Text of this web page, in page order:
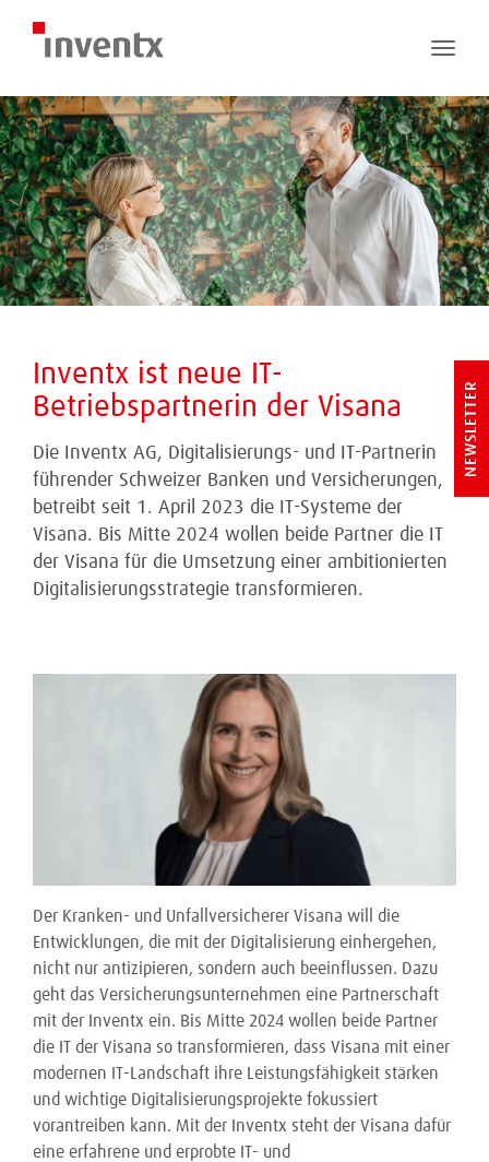
Toggle
Inventx ist neue IT-
Betriebspartnerin der Visana
Die Inventx AG, Digitalisierungs- und IT-Partnerin
führender Schweizer Banken und Versicherungen,
betreibt seit 1. April 2023 die IT-Systeme der
Visana. Bis Mitte 2024 wollen beide Partner die IT
der Visana für die Umsetzung einer ambitionierten
Digitalisierungsstrategie transformieren.
Der Kranken- und Unfallversicherer Visana will die
Entwicklungen, die mit der Digitalisierung einhergehen,
nicht nur antizipieren, sondern auch beeinflussen. Dazu
geht das Versicherungsunternehmen eine Partnerschaft
mit der Inventx ein. Bis Mitte 2024 wollen beide Partner
die IT der Visana so transformieren, dass Visana mit einer
modernen IT-Landschaft ihre Leistungsfähigkeit stärken
und wichtige Digitalisierungsprojekte fokussiert
vorantreiben kann. Mit der Inventx steht der Visana dafür
eine erfahrene und erprobte IT- und
NEWSLETTER